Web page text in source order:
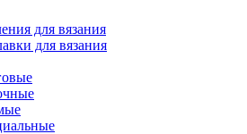
для вязания
для вязания